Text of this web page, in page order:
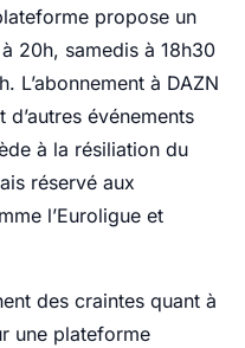
propose un
20h, samedis à 18h30
L’abonnement à DAZN
événements
à la résiliation du
réservé aux
l’Euroligue et
des craintes quant à
une plateforme